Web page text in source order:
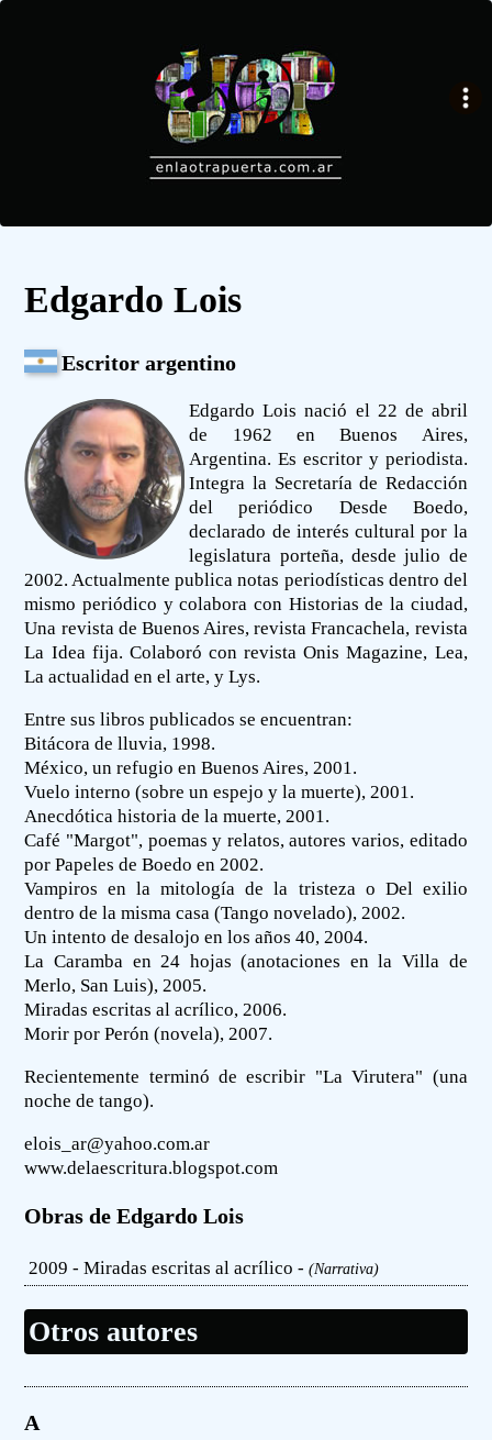
Edgardo Lois
Escritor argentino
Edgardo Lois nació el 22 de abril
de 1962 en Buenos Aires,
Argentina. Es escritor y periodista.
Integra la Secretaría de Redacción
del periódico Desde Boedo,
declarado de interés cultural por la
legislatura porteña, desde julio de
2002. Actualmente publica notas periodísticas dentro del
mismo periódico y colabora con Historias de la ciudad,
Una revista de Buenos Aires, revista Francachela, revista
La Idea fija. Colaboró con revista Onis Magazine, Lea,
La actualidad en el arte, y Lys.
Entre sus libros publicados se encuentran:
Bitácora de lluvia, 1998.
México, un refugio en Buenos Aires, 2001.
Vuelo interno (sobre un espejo y la muerte), 2001.
Anecdótica historia de la muerte, 2001.
Café "Margot", poemas y relatos, autores varios, editado
por Papeles de Boedo en 2002.
Vampiros en la mitología de la tristeza o Del exilio
dentro de la misma casa (Tango novelado), 2002.
Un intento de desalojo en los años 40, 2004.
La Caramba en 24 hojas (anotaciones en la Villa de
Merlo, San Luis), 2005.
Miradas escritas al acrílico, 2006.
Morir por Perón (novela), 2007.
Recientemente terminó de escribir "La Virutera" (una
noche de tango).
elois_ar@yahoo.com.ar
www.delaescritura.blogspot.com
Obras de Edgardo Lois
2009 - Miradas escritas al acrílico -(Narrativa)
Otros autores
A